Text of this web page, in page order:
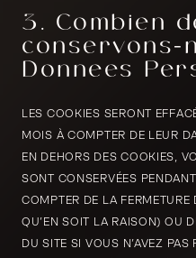
3. Combien
conservons-
Données
LES COOKIES SERONT
MOIS À COMPTER DE LEUR
EN DEHORS DES COOKIES,
SONT CONSERVÉES
COMPTER DE LA
QU’EN SOIT LA RAISON) OU
DU SITE SI VOUS N’AVEZ PAS